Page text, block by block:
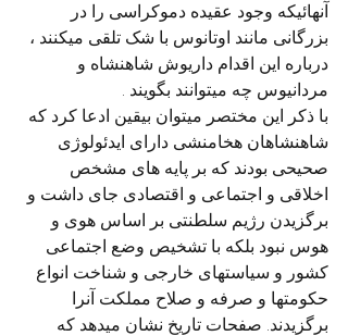
آنهائیکه وجود عقیده دموکراسی را در
بزرگانی مانند اوتانوس با شک تلقی میکنند ،
درباره این اقدام داریوش شاهنشاه و
مردانیوس چه میتوانند بگویند .
با ذکر این مختصر میتوان بیقین ادعا کرد که
شاهنشاهان هخامنشی دارای ایدئولوژی
صحیحی بودند که بر پایه های مشخص
اخلاقی و اجتماعی و اقتصادی جای داشت و
برگزیدن رژیم سلطنتی بر اساس هوی و
هوس نبود بلکه با تشخیص وضع اجتماعی
کشور و سیاستهای خارجی و شناخت انواع
حکومتها و صرفه و صلاح مملکت آنرا
برگزیدند. صفحات تاریخ نشان میدهد که